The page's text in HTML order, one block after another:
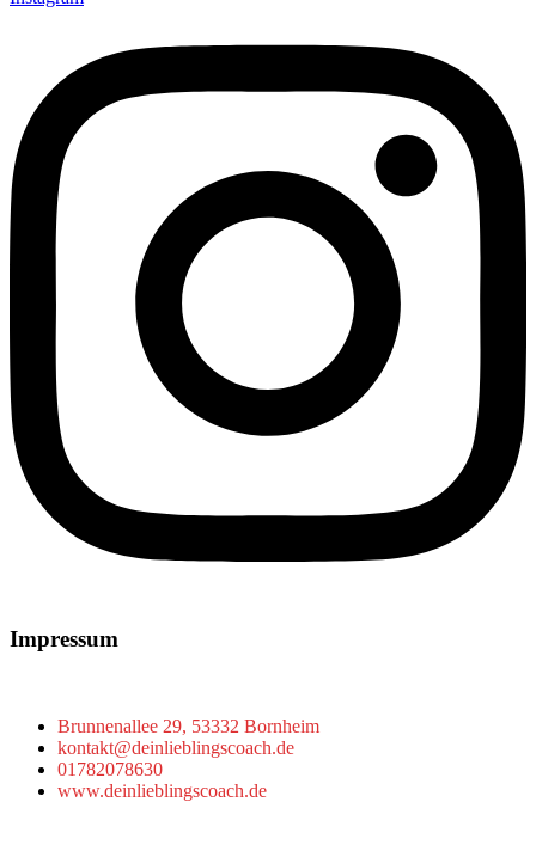
Impressum
Brunnenallee 29, 53332 Bornheim
kontakt@deinlieblingscoach.de
01782078630
www.deinlieblingscoach.de